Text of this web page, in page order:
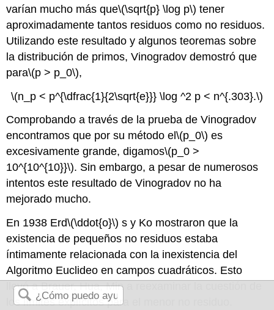
varían mucho más que\(\sqrt{p} \log p\) tener
aproximadamente tantos residuos como no residuos.
Utilizando este resultado y algunos teoremas sobre
la distribución de primos, Vinogradov demostró que
para\(p > p_0\),
\(n_p < p^{\dfrac{1}{2\sqrt{e}}} \log ^2 p < n^{.303}.\)
Comprobando a través de la prueba de Vinogradov
encontramos que por su método el\(p_0\) es
excesivamente grande, digamos\(p_0 >
10^{10^{10}}\). Sin embargo, a pesar de numerosos
intentos este resultado de Vinogradov no ha
mejorado mucho.
En 1938 Erd\(\ddot{o}\) s y Ko mostraron que la
existencia de pequeños no residuos estaba
íntimamente relacionada con la inexistencia del
Algoritmo Euclideo en campos cuadráticos. Esto
llevó a Brauer, Hua, Min a reexaminar la cuestión de
los límites explícitos para el menor no residuo.